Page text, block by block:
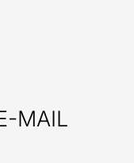
MAIL